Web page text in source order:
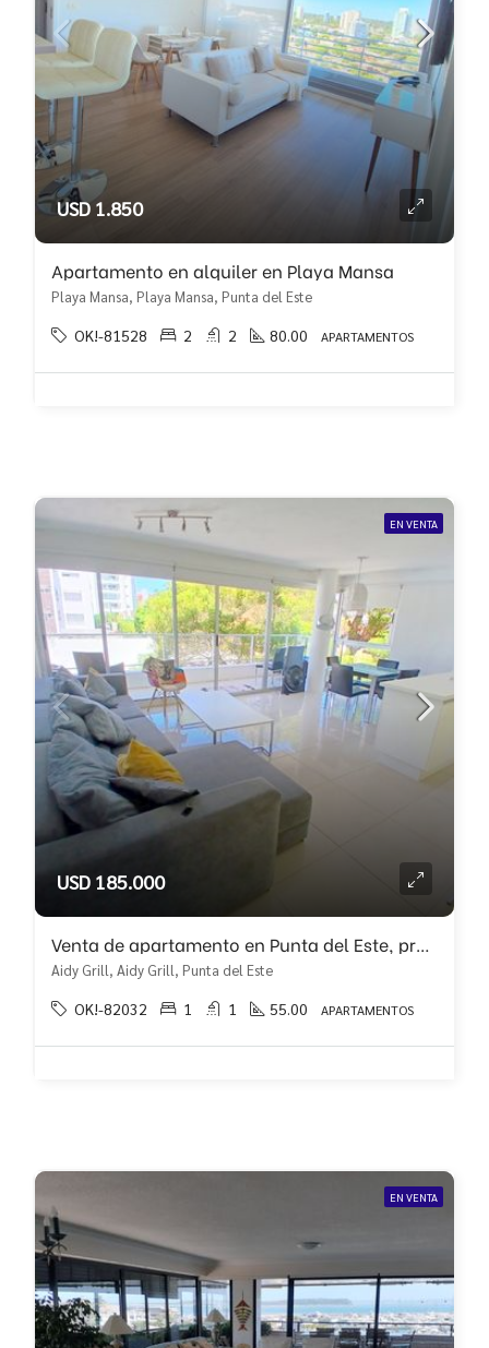
USD 1.850
Apartamento en alquiler en Playa Mansa
Playa Mansa, Playa Mansa, Punta del Este
OK!-81528 2 2 80.00 APARTAMENTOS
EN VENTA
USD 185.000
Venta de apartamento en Punta del Este, proximo a todo
Aidy Grill, Aidy Grill, Punta del Este
OK!-82032 1 1 55.00 APARTAMENTOS
EN VENTA